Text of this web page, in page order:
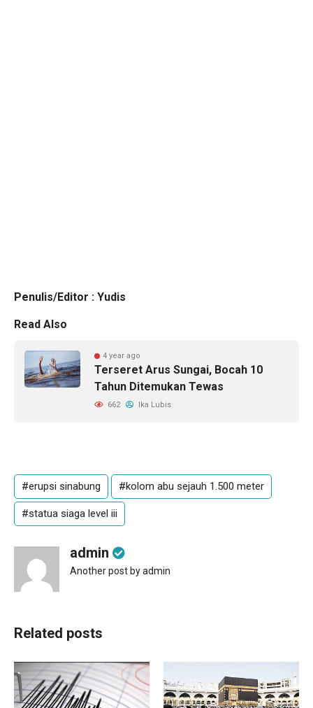
Penulis/Editor : Yudis
Read Also
4 year ago
Terseret Arus Sungai, Bocah 10
Tahun Ditemukan Tewas
662 Ika Lubis
#erupsi sinabung #kolom abu sejauh 1.500 meter
#statua siaga level iii
admin
Another post by admin
Related posts